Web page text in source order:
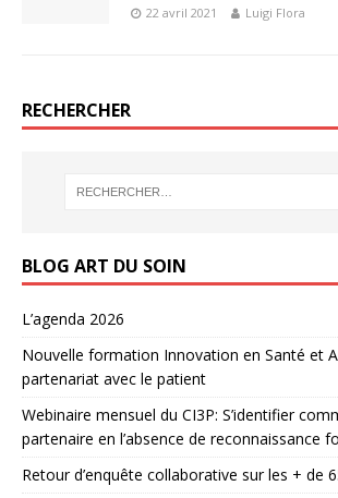
22 avril 2021 Luigi Flora
RECHERCHER
BLOG ART DU SOIN
L’agenda 2026
Nouvelle formation Innovation en Santé et
partenariat avec le patient
Webinaire mensuel du CI3P: S’identifier
partenaire en l’absence de reconnaissance
Retour d’enquête collaborative sur les + de